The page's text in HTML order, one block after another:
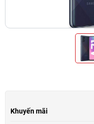
Khuyến mãi